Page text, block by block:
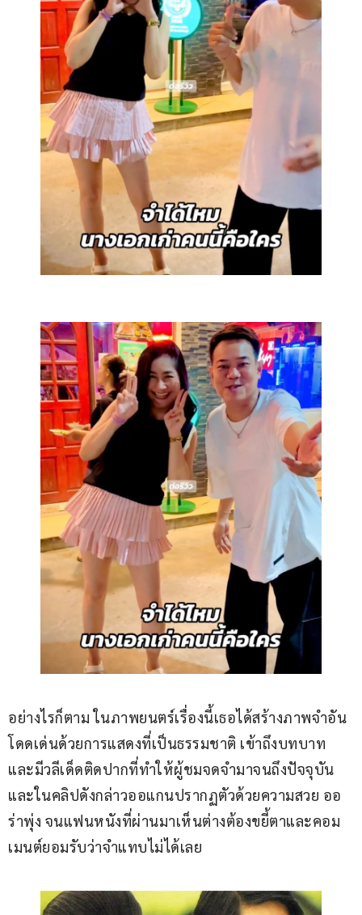
อย่างไรก็ตาม ในภาพยนตร์เรื่องนี้เธอได้สร้างภาพจำอัน
โดดเด่นด้วยการแสดงที่เป็นธรรมชาติ เข้าถึงบทบาท
และมีวลีเด็ดติดปากที่ทำให้ผู้ชมจดจำมาจนถึงปัจจุบัน
และในคลิปดังกล่าวออแกนปรากฏตัวด้วยความสวย ออ
ร่าพุ่ง จนแฟนหนังที่ผ่านมาเห็นต่างต้องขยี้ตาและคอม
เมนต์ยอมรับว่าจำแทบไม่ได้เลย